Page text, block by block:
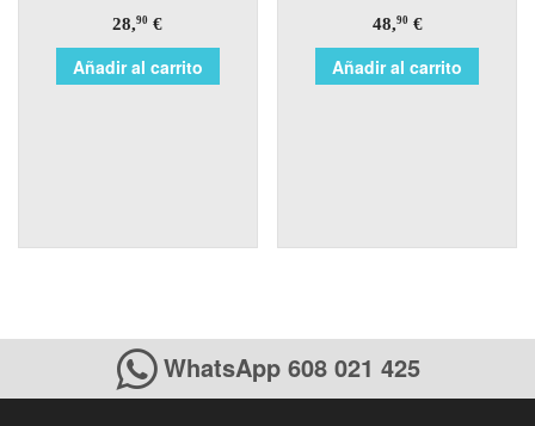
28,90 €
Añadir al carrito
48,90€
Añadir al carrito
WhatsApp 608 021 425